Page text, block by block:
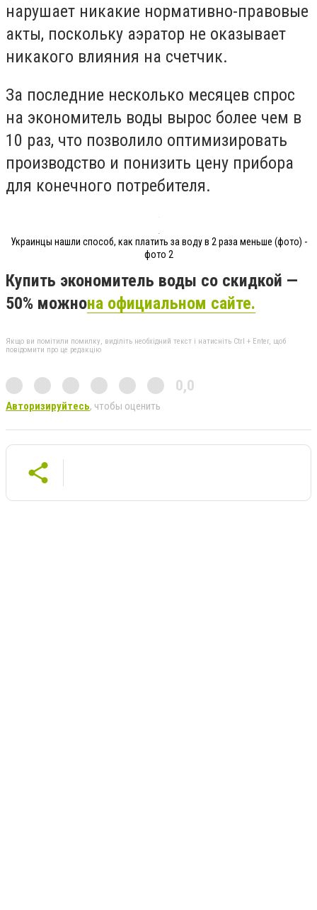
нарушает никакие нормативно-правовые
акты, поскольку аэратор не оказывает
никакого влияния на счетчик.
За последние несколько месяцев спрос
на экономитель воды вырос более чем в
10 раз, что позволило оптимизировать
производство и понизить цену прибора
для конечного потребителя.
Украинцы нашли способ, как платить за воду в 2 раза меньше (фото) -
фото 2
Купить экономитель воды со скидкой —
50% можнона официальном сайте.
Якщо ви помітили помилку, виділіть необхідний текст і натисніть Ctrl + Enter, щоб
повідомити про це редакцію
0,0
Авторизируйтесь, чтобы оценить